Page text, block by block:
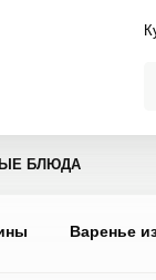
БЛЮДА
Варенье